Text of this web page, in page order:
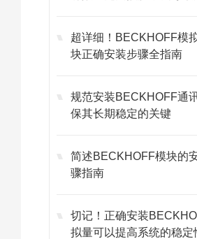
超详细！BECKHOFF模
块正确安装步骤全指南
规范安装BECKHOFF通
保其长期稳定的关键
简述BECKHOFF模块的
骤指南
切记！正确安装
拟量可以提高系统的稳定